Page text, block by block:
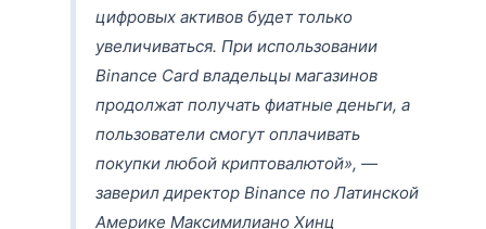
цифровых активов будет только
увеличиваться. При использовании
Binance Card владельцы магазинов
продолжат получать фиатные деньги, а
пользователи смогут оплачивать
покупки любой криптовалютой», ―
заверил директор Binance по Латинской
Америке Максимилиано Хинц